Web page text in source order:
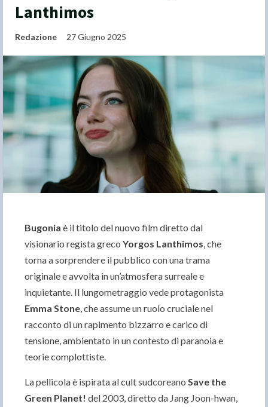
Lanthimos
Redazione 27 Giugno 2025
Bugonia è il titolo del nuovo film diretto dal
visionario regista greco Yorgos Lanthimos, che
torna a sorprendere il pubblico con una trama
originale e avvolta in un’atmosfera surreale e
inquietante. Il lungometraggio vede protagonista
Emma Stone, che assume un ruolo cruciale nel
racconto di un rapimento bizzarro e carico di
tensione, ambientato in un contesto di paranoia e
teorie complottiste.
La pellicola è ispirata al cult sudcoreano Save the
Green Planet! del 2003, diretto da Jang Joon-hwan,